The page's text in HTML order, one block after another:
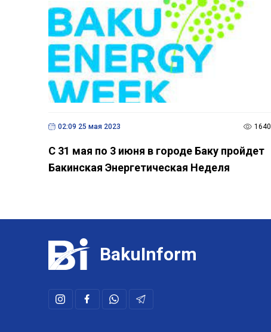
02:09 25 мая 2023 1640
С 31 мая по 3 июня в городе Баку пройдет
Бакинская Энергетическая Неделя
BakuInform